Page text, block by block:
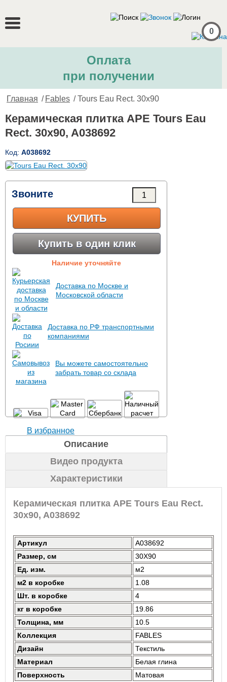
0
Оплата
при получении
Главная / Fables / Tours Eau Rect. 30x90
Керамическая плитка APE Tours Eau
Rect. 30x90, A038692
Код: A038692
Звоните
КУПИТЬ
Купить в один клик
Наличие уточняйте
Доставка по Москве и
Московской области
Доставка по РФ транспортными
компаниями
Вы можете самостоятельно
забрать товар со склада
В избранное
Описание
Видео продукта
Характеристики
Керамическая плитка APE Tours Eau Rect.
30x90, A038692
Артикул
A038692
Размер, см
30X90
Ед. изм.
м2
м2 в коробке
1.08
Шт. в коробке
4
кг в коробке
19.86
Толщина, мм
10.5
Коллекция
FABLES
Дизайн
Текстиль
Материал
Белая глина
Поверхность
Матовая